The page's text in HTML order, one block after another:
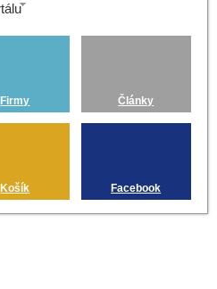
Firmy Články
Košík Facebook